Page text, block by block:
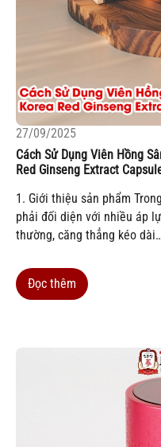
27/09/2025
Cách Sử Dụng Viên Hồng
Red Ginseng Extract
1. Giới thiệu sản phẩm
phải đối diện với nhiều áp
thường, căng thẳng kéo
do...
Đọc thêm